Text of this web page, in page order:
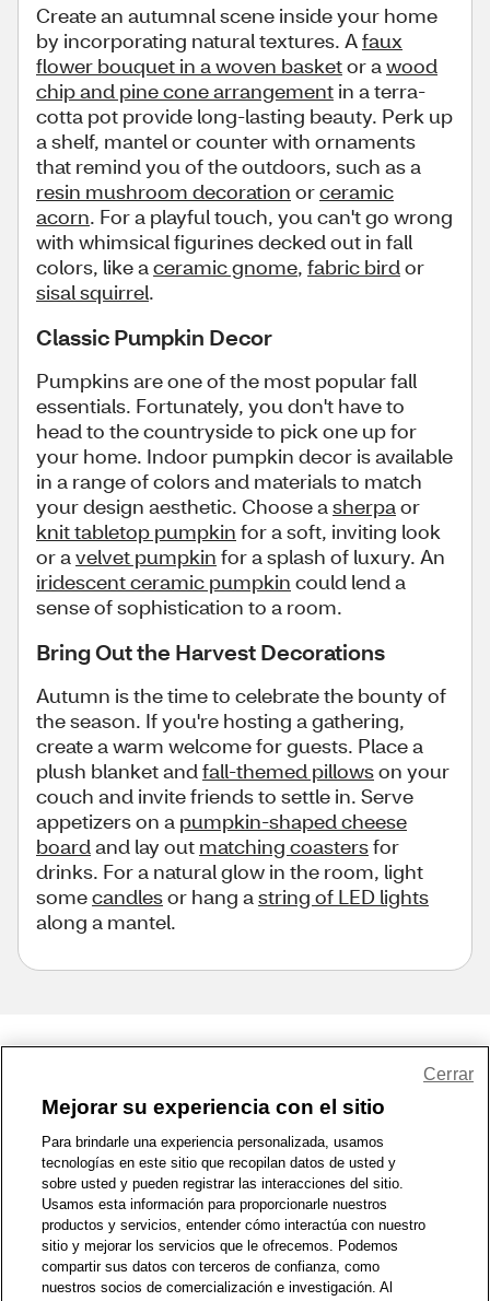
Create an autumnal scene inside your home
by incorporating natural textures. Afaux
flower bouquet in a woven basketor awood
chip and pine cone arrangement in a terra-
cotta pot provide long-lasting beauty. Perk up
a shelf, mantel or counter with ornaments
that remind you of the outdoors, such as a
resin mushroom decoration orceramic
acorn. For a playful touch, you can't go wrong
with whimsical figurines decked out in fall
colors, like aceramic gnome, fabric birdor
sisal squirrel.
Classic Pumpkin Decor
Pumpkins are one of the most popular fall
essentials. Fortunately, you don't have to
head to the countryside to pick one up for
your home. Indoor pumpkin decor is available
in a range of colors and materials to match
your design aesthetic. Choose asherpaor
knit tabletop pumpkin for a soft, inviting look
or avelvet pumpkin for a splash of luxury. An
iridescent ceramic pumpkin could lend a
sense of sophistication to a room.
Bring Out the Harvest Decorations
Autumn is the time to celebrate the bounty of
the season. If you're hosting a gathering,
create a warm welcome for guests. Place a
plush blanket andfall-themed pillowson your
couch and invite friends to settle in. Serve
appetizers on a pumpkin-shaped cheese
boardand lay out matching coastersfor
drinks. For a natural glow in the room, light
somecandlesor hang astring of LED lights
along a mantel.
1-800-679-9691 | Contáctenos | Términos de Uso | Accesibilidad
Política de Privacidad | WA Privacy Policy | Mapa del sitio
Zona de Bienestar | © 1999 - 2026 CVS.com
Mejorar su experiencia con el sitio
Para brindarle una experiencia personalizada, usamos
tecnologías en este sitio que recopilan datos de usted y
sobre usted y pueden registrar las interacciones del sitio.
Usamos esta información para proporcionarle nuestros
productos y servicios, entender cómo interactúa con nuestro
sitio y mejorar los servicios que le ofrecemos. Podemos
compartir sus datos con terceros de confianza, como
nuestros socios de comercialización e investigación. Al
Cerrar